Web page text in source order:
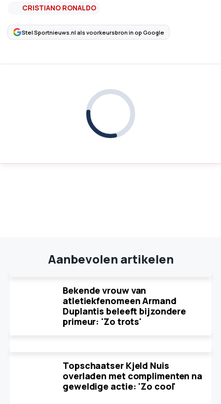
CRISTIANO RONALDO
Stel Sportnieuws.nl als voorkeursbron in op Google
Aanbevolen artikelen
Bekende vrouw van
atletiekfenomeen Armand
Duplantis beleeft bijzondere
primeur: 'Zo trots'
Topschaatser Kjeld Nuis
overladen met complimenten na
geweldige actie: 'Zo cool'